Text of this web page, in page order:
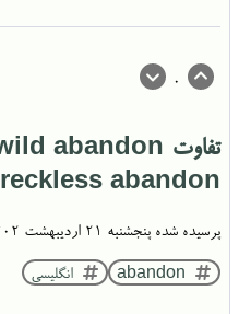
0
reckless abandon توی انگلیسی چی هست؟
پرسیده شده پنجشنبه ۲۱ اردیبهشت ۱۴۰۲
abandon انگلیسی